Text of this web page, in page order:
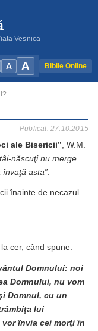
Veșnică
A A Biblie Online
Publicat: 27.10.2015
ale Bisericii”, W.M.
născuţi nu merge
asta”.
înainte de necazul
cer, când spune:
Domnului: noi
Domnului, nu vom
Domnul, cu un
lui
vor învia cei morţi în